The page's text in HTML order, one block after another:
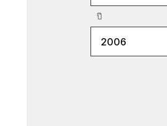
ปี
2006